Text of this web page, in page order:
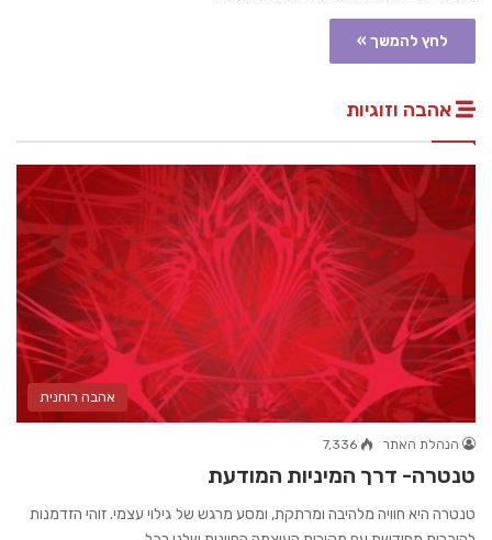
לחץ להמשך »
אהבה וזוגיות
אהבה רוחנית
הנהלת האתר 7,336
טנטרה- דרך המיניות המודעת
טנטרה היא חוויה מלהיבה ומרתקת, ומסע מרגש של גילוי עצמי. זוהי הזדמנות